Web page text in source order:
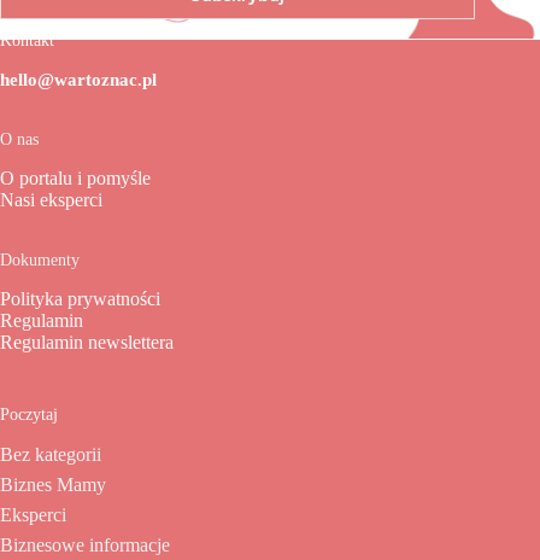
Kontakt
hello@wartoznac.pl
O nas
O portalu i pomyśle
Nasi eksperci
Dokumenty
Polityka prywatności
Regulamin
Regulamin newslettera
Poczytaj
Bez kategorii
Biznes Mamy
Eksperci
Biznesowe informacje